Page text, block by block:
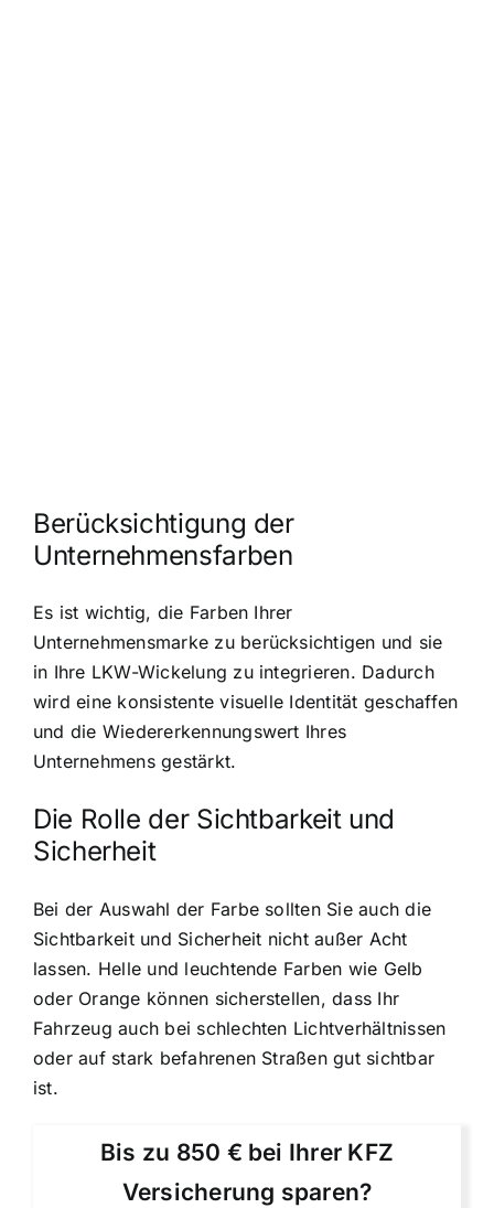
Berücksichtigung der
Unternehmensfarben
Es ist wichtig, die Farben Ihrer
Unternehmensmarke zu berücksichtigen und sie
in Ihre LKW-Wickelung zu integrieren. Dadurch
wird eine konsistente visuelle Identität geschaffen
und die Wiedererkennungswert Ihres
Unternehmens gestärkt.
Die Rolle der Sichtbarkeit und
Sicherheit
Bei der Auswahl der Farbe sollten Sie auch die
Sichtbarkeit und Sicherheit nicht außer Acht
lassen. Helle und leuchtende Farben wie Gelb
oder Orange können sicherstellen, dass Ihr
Fahrzeug auch bei schlechten Lichtverhältnissen
oder auf stark befahrenen Straßen gut sichtbar
ist.
Bis zu 850 € bei Ihrer KFZ
Versicherung sparen?